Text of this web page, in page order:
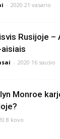
- 2020 21 vasario
Rusijoje –
- 2020 16 sausio
Monroe
8 kovo